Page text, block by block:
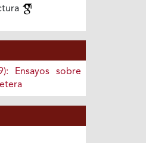
Ensayos sobre